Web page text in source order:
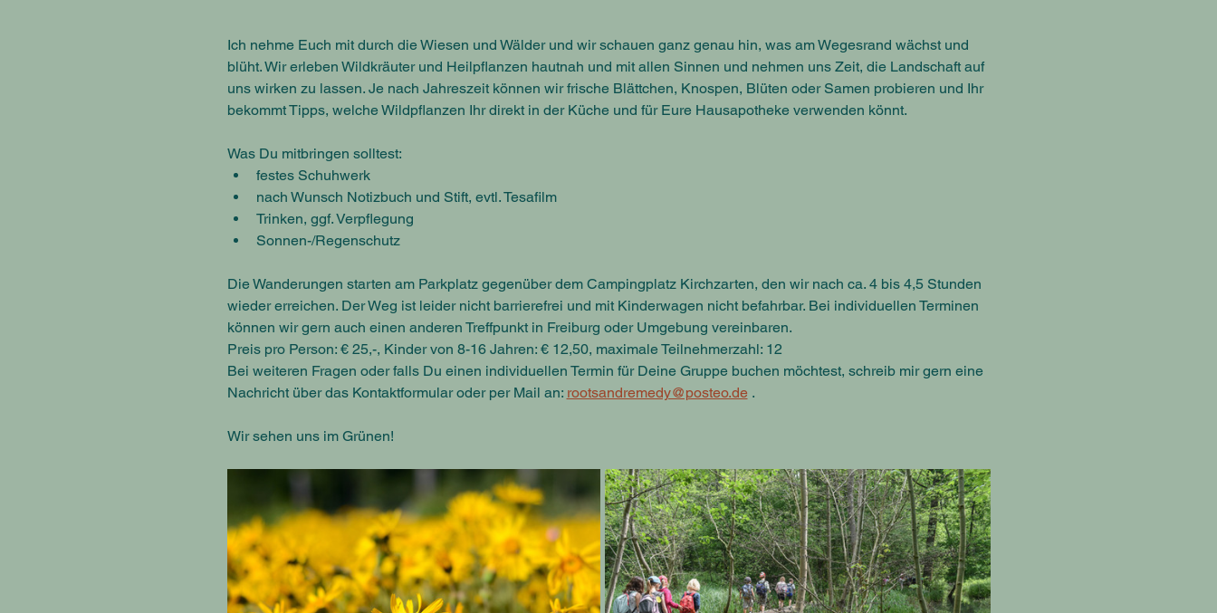
Ich nehme Euch mit durch die Wiesen und Wälder und wir schauen ganz genau hin, was am Wegesrand wächst und
blüht. Wir erleben Wildkräuter und Heilpflanzen hautnah und mit allen Sinnen und nehmen uns Zeit, die Landschaft auf
uns wirken zu lassen. Je nach Jahreszeit können wir frische Blättchen, Knospen, Blüten oder Samen probieren und Ihr
bekommt Tipps, welche Wildpflanzen Ihr direkt in der Küche und für Eure Hausapotheke verwenden könnt.
Was Du mitbringen solltest:
festes Schuhwerk
nach Wunsch Notizbuch und Stift, evtl. Tesafilm
Trinken, ggf. Verpflegung
Sonnen-/Regenschutz
Die Wanderungen starten am Parkplatz gegenüber dem Campingplatz Kirchzarten, den wir nach ca. 4 bis 4,5 Stunden
wieder erreichen. Der Weg ist leider nicht barrierefrei und mit Kinderwagen nicht befahrbar. Bei individuellen Terminen
können wir gern auch einen anderen Treffpunkt in Freiburg oder Umgebung vereinbaren.
Preis pro Person: € 25,-, Kinder von 8-16 Jahren: € 12,50, maximale Teilnehmerzahl: 12
Bei weiteren Fragen oder falls Du einen individuellen Termin für Deine Gruppe buchen möchtest, schreib mir gern eine
Nachricht über das Kontaktformular oder per Mail an: rootsandremedy@posteo.de .
Wir sehen uns im Grünen!